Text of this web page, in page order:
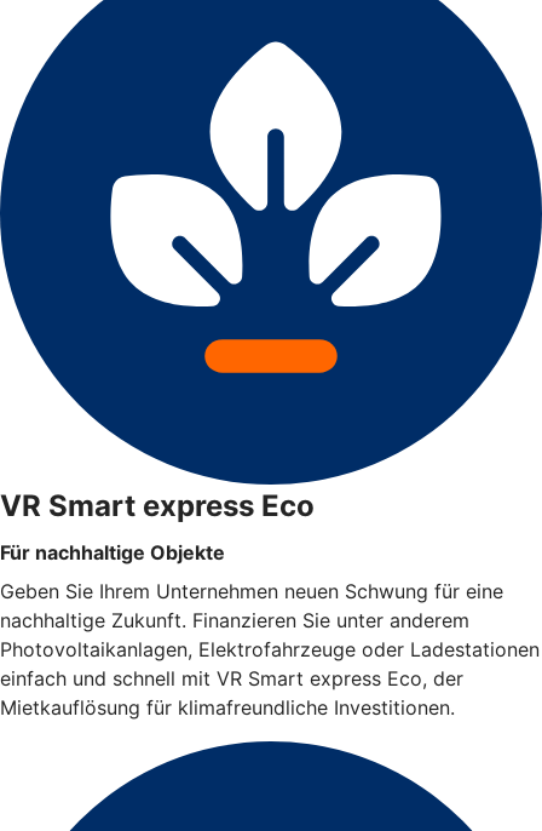
VR Smart express Eco
Für nachhaltige Objekte
Geben Sie Ihrem Unternehmen neuen Schwung für eine
nachhaltige Zukunft. Finanzieren Sie unter anderem
Photovoltaikanlagen, Elektrofahrzeuge oder Ladestationen
einfach und schnell mit VR Smart express Eco, der
Mietkauflösung für klimafreundliche Investitionen.